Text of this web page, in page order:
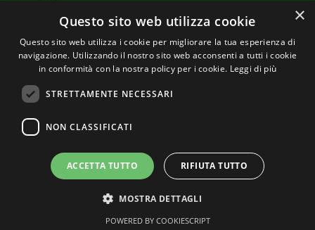
SEGUICI SU
Sezione Link Utili
Privacy | Cookie policy | Realizzato con
Tema grafico ItaliaWP2 | Basato sul Prototipo per siti
PA di AgID
×
Questo sito web utilizza cookie
Questo sito web utilizza i cookie per migliorare la tua esperienza di
navigazione. Utilizzando il nostro sito web acconsenti a tutti i cookie
in conformità con la nostra policy per i cookie. Leggi di più
STRETTAMENTE NECESSARI
NON CLASSIFICATI
ACCETTA TUTTO RIFIUTA TUTTO
MOSTRA DETTAGLI
POWERED BY COOKIESCRIPT